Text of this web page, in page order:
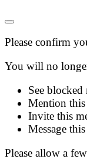
Please confirm
You will no
See blocked
Mention this
Invite this
Message
Please allow a